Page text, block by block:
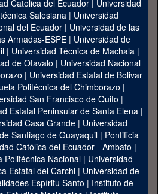
Catolica del Ecuador | Universidad
Salesiana | Universidad
del Ecuador | Universidad de las
Armadas-ESPE | Universidad de
| Universidad Técnica de Machala|
de Otavalo | Universidad Nacional
| Universidad Estatal de Bolivar
Politécnica del Chimborazo |
San Francisco de Quito |
Estatal Peninsular de Santa Elena|
Casa Grande | Universidad
Santiago de Guayaquil| Pontificia
Católica del Ecuador - Ambato |
Politécnica Nacional| Universidad
Estatal del Carchi| Universidad de
Espíritu Santo | Instituto de